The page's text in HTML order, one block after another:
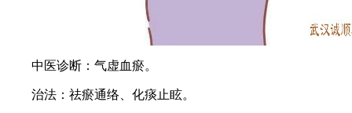
中医诊断：气虚血瘀。
治法：祛瘀通络、化痰止眩。